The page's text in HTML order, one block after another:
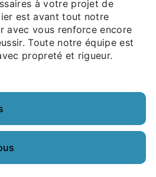
à votre projet de
est avant tout notre
avec vous renforce encore
Toute notre équipe est
propreté et rigueur.